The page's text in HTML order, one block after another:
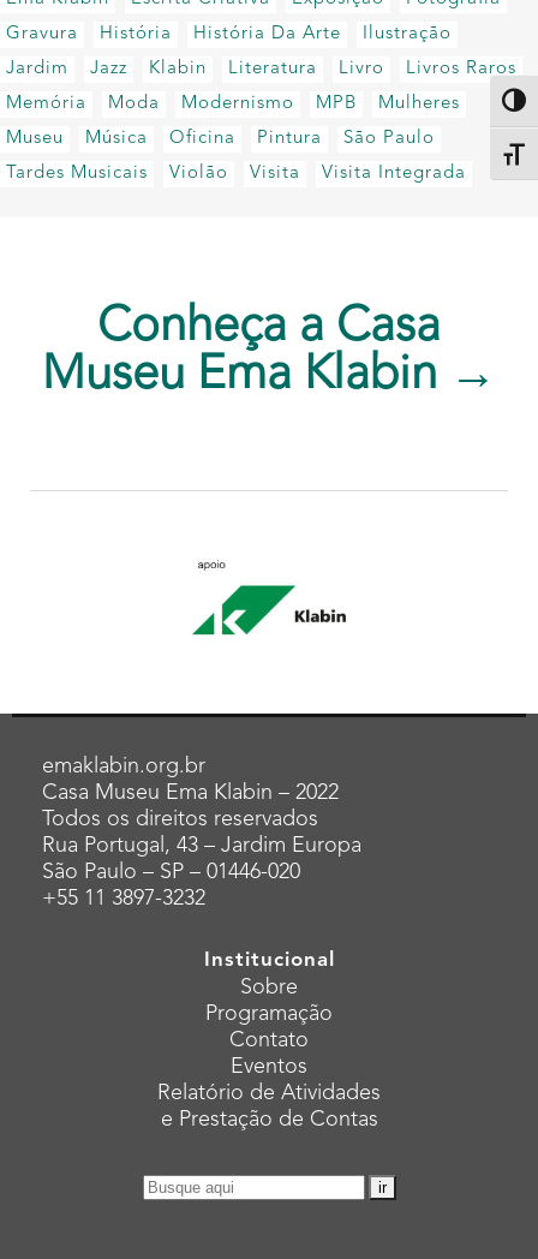
Gravura
História História Da Arte
Ilustração
Jardim
Jazz Klabin Literatura Livro
Livros Raros
Memória
Moda Modernismo MPB
Mulheres
Museu
Música Oficina Pintura
São Paulo
Tardes Musicais
Violão Visita Visita Integrada
Conheça a Casa
Museu Ema Klabin →
emaklabin.org.br
Casa Museu Ema Klabin – 2022
Todos os direitos reservados
Rua Portugal, 43 – Jardim Europa
São Paulo – SP – 01446-020
+55 11 3897-3232
Institucional
Sobre
Programação
Contato
Eventos
Relatório de Atividades
e Prestação de Contas